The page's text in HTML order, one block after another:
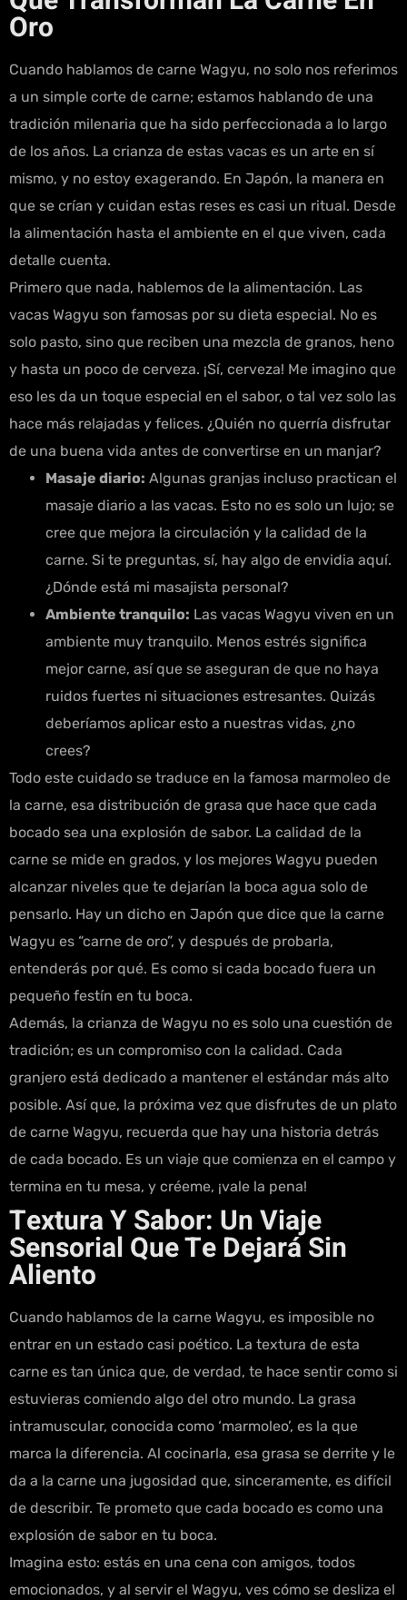
Oro
Cuando hablamos de carne Wagyu, no solo nos referimos
a un simple corte de carne; estamos hablando de una
tradición milenaria que ha sido perfeccionada a lo largo
de los años. La crianza de estas vacas es un arte en sí
mismo, y no estoy exagerando. En Japón, la manera en
que se crían y cuidan estas reses es casi un ritual. Desde
la alimentación hasta el ambiente en el que viven, cada
detalle cuenta.
Primero que nada, hablemos de la alimentación. Las
vacas Wagyu son famosas por su dieta especial. No es
solo pasto, sino que reciben una mezcla de granos, heno
y hasta un poco de cerveza. ¡Sí, cerveza! Me imagino que
eso les da un toque especial en el sabor, o tal vez solo las
hace más relajadas y felices. ¿Quién no querría disfrutar
de una buena vida antes de convertirse en un manjar?
Masaje diario: Algunas granjas incluso practican el
masaje diario a las vacas. Esto no es solo un lujo; se
cree que mejora la circulación y la calidad de la
carne. Si te preguntas, sí, hay algo de envidia aquí.
¿Dónde está mi masajista personal?
Ambiente tranquilo: Las vacas Wagyu viven en un
ambiente muy tranquilo. Menos estrés significa
mejor carne, así que se aseguran de que no haya
ruidos fuertes ni situaciones estresantes. Quizás
deberíamos aplicar esto a nuestras vidas, ¿no
crees?
Todo este cuidado se traduce en la famosa marmoleo de
la carne, esa distribución de grasa que hace que cada
bocado sea una explosión de sabor. La calidad de la
carne se mide en grados, y los mejores Wagyu pueden
alcanzar niveles que te dejarían la boca agua solo de
pensarlo. Hay un dicho en Japón que dice que la carne
Wagyu es “carne de oro”, y después de probarla,
entenderás por qué. Es como si cada bocado fuera un
pequeño festín en tu boca.
Además, la crianza de Wagyu no es solo una cuestión de
tradición; es un compromiso con la calidad. Cada
granjero está dedicado a mantener el estándar más alto
posible. Así que, la próxima vez que disfrutes de un plato
de carne Wagyu, recuerda que hay una historia detrás
de cada bocado. Es un viaje que comienza en el campo y
termina en tu mesa, y créeme, ¡vale la pena!
Textura Y Sabor: Un Viaje
Sensorial Que Te Dejará Sin
Aliento
Cuando hablamos de la carne Wagyu, es imposible no
entrar en un estado casi poético. La textura de esta
carne es tan única que, de verdad, te hace sentir como si
estuvieras comiendo algo del otro mundo. La grasa
intramuscular, conocida como ‘marmoleo’, es la que
marca la diferencia. Al cocinarla, esa grasa se derrite y le
da a la carne una jugosidad que, sinceramente, es difícil
de describir. Te prometo que cada bocado es como una
explosión de sabor en tu boca.
Imagina esto: estás en una cena con amigos, todos
emocionados, y al servir el Wagyu, ves cómo se desliza el